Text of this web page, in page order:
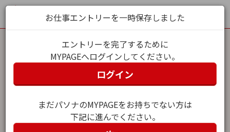
MYPAGEログイン
パスワード
お仕事エントリーを一時保存しました
エントリーを完了するために
MYPAGEへログインしてください。
ログイン
まだパソナのMYPAGEをお持ちでない方は
下記に進んでください。